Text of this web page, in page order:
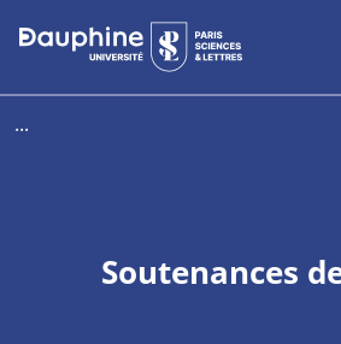
Aller
au
Aller
au
Plan
du
...
Soutenances